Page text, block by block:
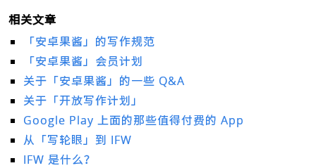
相关文章
「安卓果酱」的写作规范
「安卓果酱」会员计划
关于「安卓果酱」的一些 Q&A
关于「开放写作计划」
Google Play 上面的那些值得付费的 App
从「写轮眼」到 IFW
IFW 是什么？